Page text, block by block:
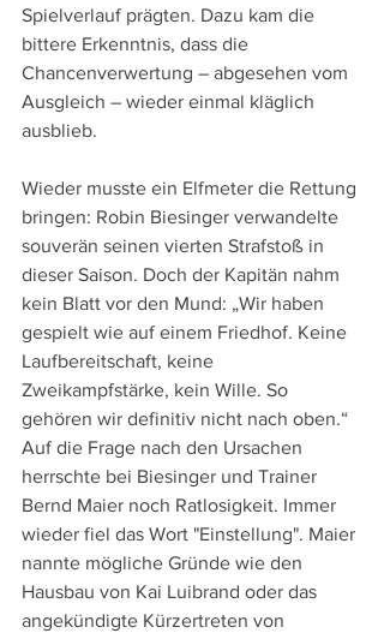
Spielverlauf prägten. Dazu kam die
bittere Erkenntnis, dass die
Chancenverwertung – abgesehen vom
Ausgleich – wieder einmal kläglich
ausblieb.
Wieder musste ein Elfmeter die Rettung
bringen: Robin Biesinger verwandelte
souverän seinen vierten Strafstoß in
dieser Saison. Doch der Kapitän nahm
kein Blatt vor den Mund: „Wir haben
gespielt wie auf einem Friedhof. Keine
Laufbereitschaft, keine
Zweikampfstärke, kein Wille. So
gehören wir definitiv nicht nach oben.“
Auf die Frage nach den Ursachen
herrschte bei Biesinger und Trainer
Bernd Maier noch Ratlosigkeit. Immer
wieder fiel das Wort "Einstellung". Maier
nannte mögliche Gründe wie den
Hausbau von Kai Luibrand oder das
angekündigte Kürzertreten von